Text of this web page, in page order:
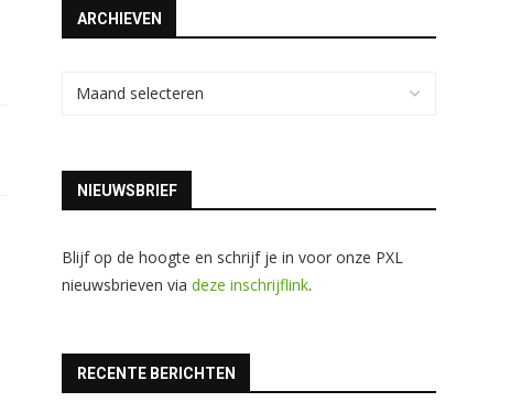
ARCHIEVEN
NIEUWSBRIEF
Blijf op de hoogte en schrijf je in voor onze PXL
nieuwsbrieven via deze inschrijflink.
RECENTE BERICHTEN